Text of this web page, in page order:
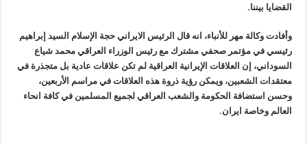
القضايا بيننا.
وأفادت وكالة مهر للأنباء، انه قال الرئيس الايراني حجة الإسلام السيد إبراهيم
رئيسي في مؤتمر صحفي مشترك مع رئيس الوزراء العراقي محمد شياع
السوداني، إن العلاقات الإيرانية العراقية لم تكن علاقات عادية بل متجذرة في
معتقدات الشعبين، ويمكن رؤية ذروة هذه العلاقات في مراسم الأربعين،
وحسن استضافة الحكومة والشعب العراقي لجميع المسلمين في كافة انحاء
العالم وخاصة ايران.